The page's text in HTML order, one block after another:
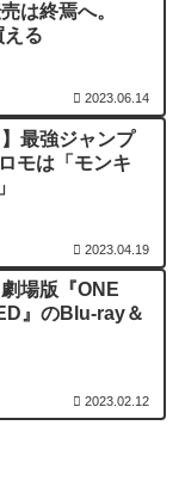
は終焉へ。
える
2023.06.14
】最強ジャンプ
モは「モンキ
2023.04.19
劇場版『ONE
』のBlu-ray＆
2023.02.12